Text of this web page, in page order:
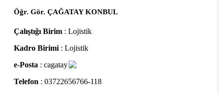
Öğr. Gör. ÇAĞATAY KONBUL
Çalıştığı Birim : Lojistik
Kadro Birimi : Lojistik
e-Posta : cagatay
Telefon : 03722656766-118